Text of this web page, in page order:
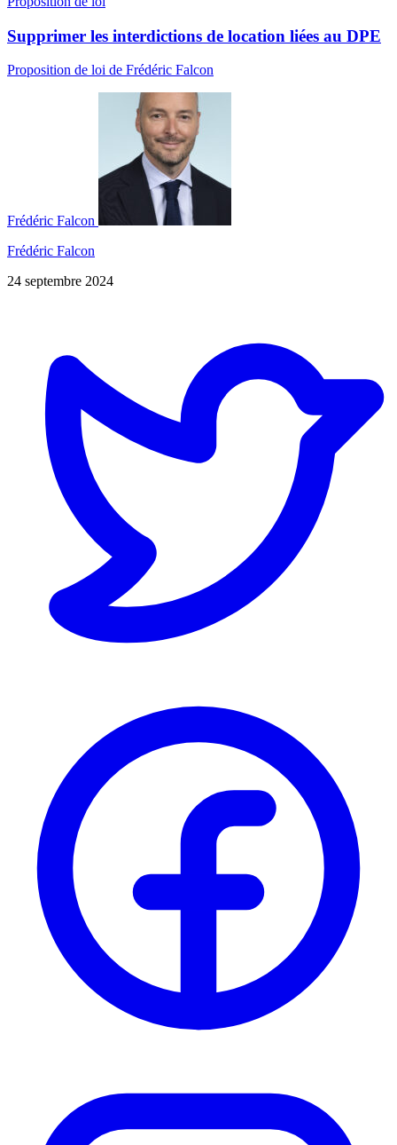
Supprimer les interdictions de location liées au DPE
Proposition de loi de Frédéric Falcon
Frédéric Falcon
Frédéric Falcon
24 septembre 2024